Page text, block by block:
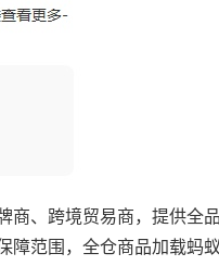
商、跨境贸易商，提供全
障范围，全仓商品加载蚂